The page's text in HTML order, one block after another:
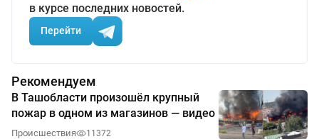
в курсе последних новостей.
Перейти
Рекомендуем
В Ташобласти произошёл крупный
пожар в одном из магазинов — видео
Происшествия 11372